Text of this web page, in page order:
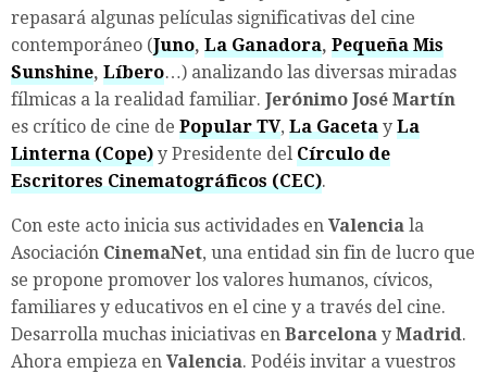
repasará algunas películas significativas del cine
contemporáneo (Juno, La Ganadora, Pequeña Mis
Sunshine, Líbero…) analizando las diversas miradas
fílmicas a la realidad familiar. Jerónimo José Martín
es crítico de cine de Popular TV, La Gaceta y La
Linterna (Cope) y Presidente del Círculo de
Escritores Cinematográficos (CEC).
Con este acto inicia sus actividades en Valencia la
Asociación CinemaNet, una entidad sin fin de lucro que
se propone promover los valores humanos, cívicos,
familiares y educativos en el cine y a través del cine.
Desarrolla muchas iniciativas en Barcelona y Madrid.
Ahora empieza en Valencia. Podéis invitar a vuestros